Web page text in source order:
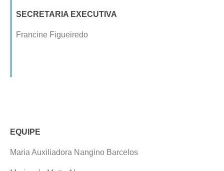
SECRETARIA EXECUTIVA
Francine Figueiredo
EQUIPE
Maria Auxiliadora Nangino Barcelos